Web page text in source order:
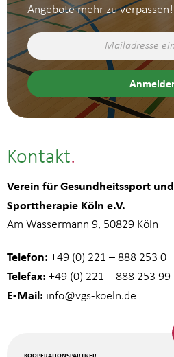
Angebote mehr zu verpassen!
Kontakt
Verein für Gesundheitssport und
Sporttherapie Köln e.V.
Am Wassermann 9, 50829 Köln
Telefon: +49 (0) 221 – 888 253 0
Telefax: +49 (0) 221 – 888 253 99
E-Mail: info@vgs-koeln.de
KOOPERATIONSPARTNER